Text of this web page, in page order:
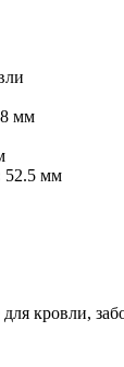
8 мм
52.5 мм
кровли,